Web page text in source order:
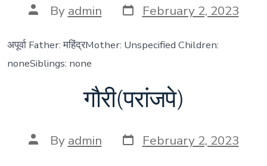
Post
author
By admin Post
date
February 2, 2023
अपूर्वा Father: महिंद्रMother: Unspecified Children:
noneSiblings: none
गौरी(परांजपे)
Post
author
By admin Post
date
February 2, 2023